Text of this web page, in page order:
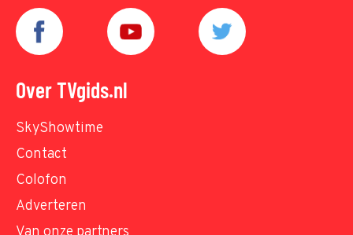
Over TVgids.nl
SkyShowtime
Contact
Colofon
Adverteren